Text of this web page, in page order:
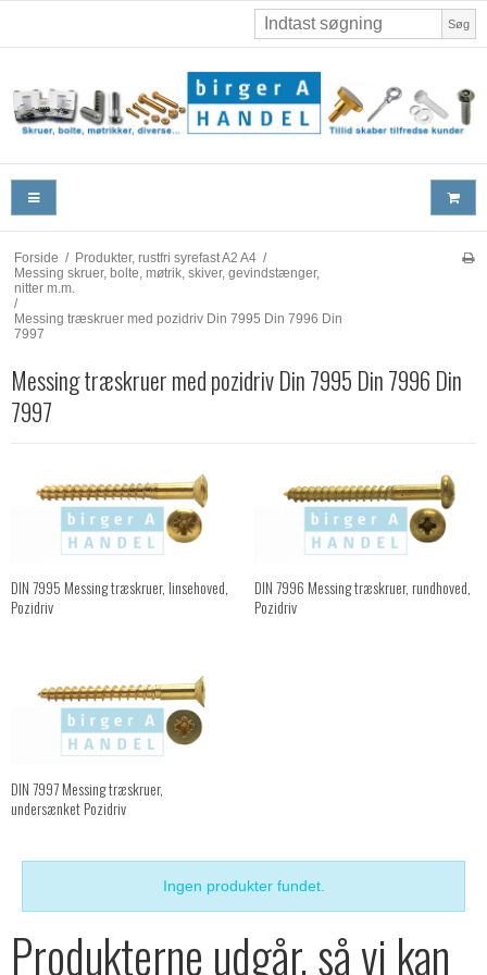
Søg
Forside / Produkter, rustfri syrefast A2 A4 /
Messing skruer, bolte, møtrik, skiver, gevindstænger,
nitter m.m.
/
Messing træskruer med pozidriv Din 7995 Din 7996 Din
7997
Messing træskruer med pozidriv Din 7995 Din 7996 Din
7997
DIN 7995 Messing træskruer, linsehoved,
Pozidriv
DIN 7996 Messing træskruer, rundhoved,
Pozidriv
DIN 7997 Messing træskruer,
undersænket Pozidriv
Ingen produkter fundet.
Produkterne udgår, så vi kan